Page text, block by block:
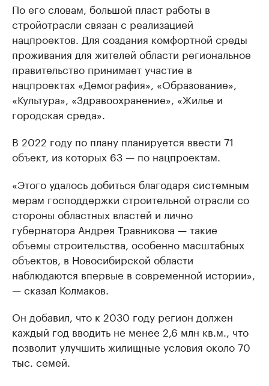
По его словам, большой пласт работы в
стройотрасли связан с реализацией
нацпроектов. Для создания комфортной среды
проживания для жителей области региональное
правительство принимает участие в
нацпроектах «Демография», «Образование»,
«Культура», «Здравоохранение», «Жилье и
городская среда».
В 2022 году по плану планируется ввести 71
объект, из которых 63 — по нацпроектам.
«Этого удалось добиться благодаря системным
мерам господдержки строительной отрасли со
стороны областных властей и лично
губернатора Андрея Травникова — такие
объемы строительства, особенно масштабных
объектов, в Новосибирской области
наблюдаются впервые в современной истории»,
— сказал Колмаков.
Он добавил, что к 2030 году регион должен
каждый год вводить не менее 2,6 млн кв.м., что
позволит улучшить жилищные условия около 70
тыс. семей.